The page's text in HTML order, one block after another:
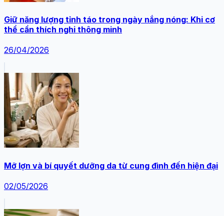
Giữ năng lượng tỉnh táo trong ngày nắng nóng: Khi cơ
thể cần thích nghi thông minh
26/04/2026
Mỡ lợn và bí quyết dưỡng da từ cung đình đến hiện đại
02/05/2026